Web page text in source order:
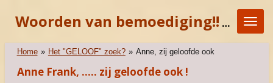
direct
hoofdinhoud
Woorden van bemoediging!!"KOM
Home » Het "GELOOF" zoek? » Anne, zij geloofde ook
Anne Frank, ..... zij geloofde ook !